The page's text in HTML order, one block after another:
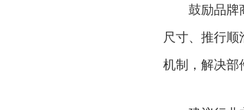
鼓励品牌商
尺寸、推行
机制，解决部